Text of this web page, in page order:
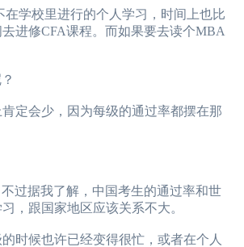
学校里进行的个人学习，时间上也比
进修CFA课程。而如果要去读个MBA
定会少，因为每级的通过率都摆在那
过据我了解，中国考生的通过率和世
，跟国家地区应该关系不大。
时候也许已经变得很忙，或者在个人